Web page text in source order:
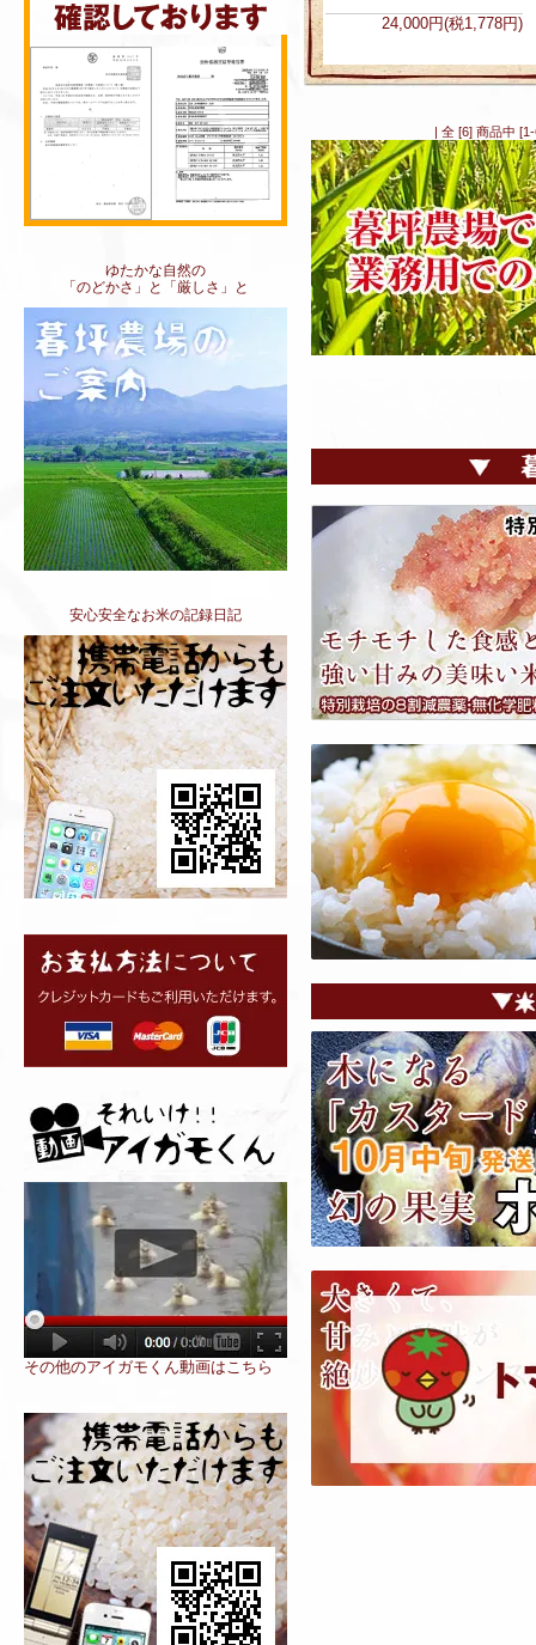
24,000円(税1,778円)
| 全 [6] 商品中
ゆたかな自然の
「のどかさ」と「厳しさ」と
安心安全なお米の記録日記
その他のアイガモくん動画はこちら